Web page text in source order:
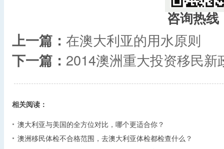
咨询热线
上一篇： 在澳大利亚的用水原则
下一篇： 2014澳洲重大投资移民新
相关阅读：
澳大利亚与美国的全方位对比，哪个更适合你？
澳洲移民体检不合格范围，去澳大利亚体检都检查什么？